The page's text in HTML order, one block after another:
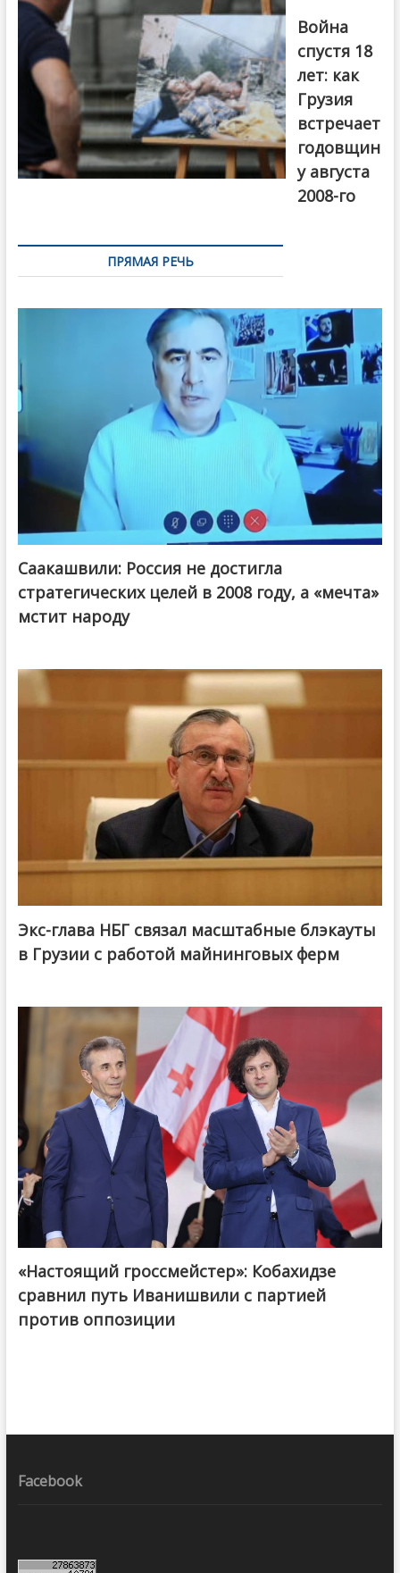
Первый канал
Война
спустя 18
лет: как
Грузия
встречает
годовщин
у августа
2008-го
ПРЯМАЯ РЕЧЬ
Саакашвили: Россия не достигла
стратегических целей в 2008 году, а «мечта»
мстит народу
Экс-глава НБГ связал масштабные блэкауты
в Грузии с работой майнинговых ферм
@ქართული ოცნება / Georgian Dream
«Настоящий гроссмейстер»: Кобахидзе
сравнил путь Иванишвили с партией
против оппозиции
Facebook